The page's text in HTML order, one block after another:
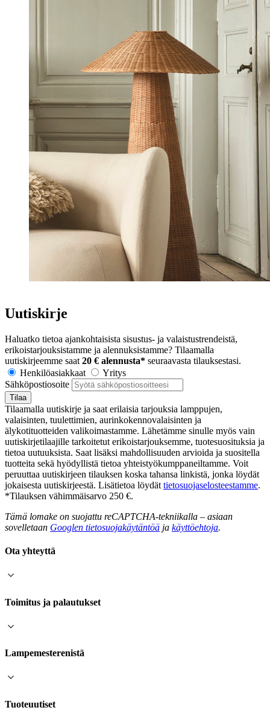
Uutiskirje
Haluatko tietoa ajankohtaisista sisustus- ja valaistustrendeistä,
erikoistarjouksistamme ja alennuksistamme? Tilaamalla
uutiskirjeemme saat 20 € alennusta* seuraavasta tilauksestasi.
Henkilöasiakkaat
Yritys
Sähköpostiosoite
Tilaa
Tilaamalla uutiskirje ja saat erilaisia tarjouksia lamppujen,
valaisinten, tuulettimien, aurinkokennovalaisinten ja
älykotituotteiden valikoimastamme. Lähetämme sinulle myös vain
uutiskirjetilaajille tarkoitetut erikoistarjouksemme, tuotesuosituksia ja
tietoa uutuuksista. Saat lisäksi mahdollisuuden arvioida ja suositella
tuotteita sekä hyödyllistä tietoa yhteistyökumppaneiltamme. Voit
peruuttaa uutiskirjeen tilauksen koska tahansa linkistä, jonka löydät
jokaisesta uutiskirjeestä. Lisätietoa löydät tietosuojaselosteestamme.
*Tilauksen vähimmäisarvo 250 €.
Tämä lomake on suojattu reCAPTCHA-tekniikalla – asiaan
sovelletaan Googlen tietosuojakäytäntöä ja käyttöehtoja.
Ota yhteyttä
Toimitus ja palautukset
Lampemesterenistä
Tuoteuutiset